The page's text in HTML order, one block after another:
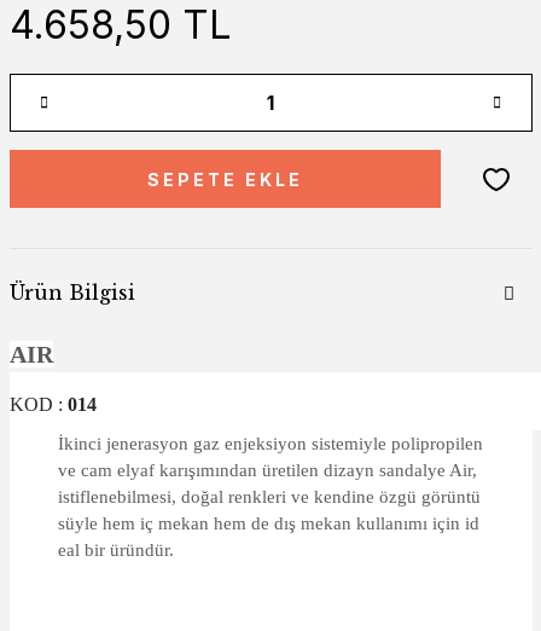
4.658,50 TL
SEPETE EKLE
Ürün Bilgisi
AIR
KOD : 014
İkinci jenerasyon gaz enjeksiyon sistemiyle polipropilen
ve cam elyaf karışımından üretilen dizayn sandalye Air,
istiflenebilmesi, doğal renkleri ve kendine özgü görüntü
süyle hem iç mekan hem de dış mekan kullanımı için id
eal bir üründür.